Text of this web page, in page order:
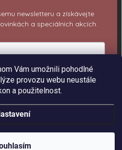
Vám umožnili pohodlné
provozu webu neustále
a použitelnost.
newsletteru a získávejte
a speciálních akcích.
K ODBĚRU
. Všechna práva vyhrazena.Upravit
cookies